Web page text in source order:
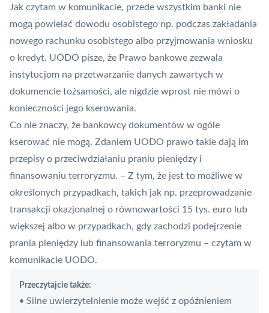
Jak czytam w komunikacie, przede wszystkim banki nie
mogą powielać dowodu osobistego np. podczas zakładania
nowego rachunku osobistego albo przyjmowania wniosku
o kredyt. UODO pisze, że Prawo bankowe zezwala
instytucjom na przetwarzanie danych zawartych w
dokumencie tożsamości, ale nigdzie wprost nie mówi o
konieczności jego kserowania.
Co nie znaczy, że bankowcy dokumentów w ogóle
kserować nie mogą. Zdaniem UODO prawo takie dają im
przepisy o przeciwdziałaniu praniu pieniędzy i
finansowaniu terroryzmu. – Z tym, że jest to możliwe w
określonych przypadkach, takich jak np. przeprowadzanie
transakcji okazjonalnej o równowartości 15 tys. euro lub
większej albo w przypadkach, gdy zachodzi podejrzenie
prania pieniędzy lub finansowania terroryzmu – czytam w
komunikacie UODO.
Przeczytajcie także:
• Silne uwierzytelnienie może wejść z opóźnieniem